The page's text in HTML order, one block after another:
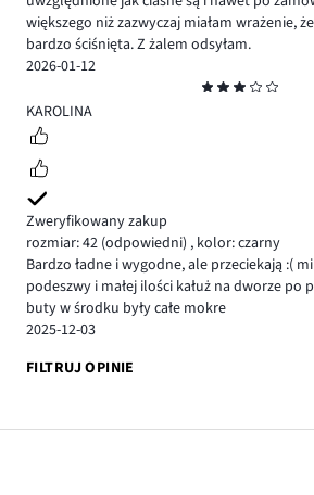
większego niż zazwyczaj miałam wrażenie,
bardzo ściśnięta. Z żalem odsyłam.
2026-01-12
3
KAROLINA
Zweryfikowany zakup
rozmiar: 42 (odpowiedni) , kolor: czarny
Bardzo ładne i wygodne, ale przeciekają :(
podeszwy i małej ilości kałuż na dworze po
buty w środku były całe mokre
2025-12-03
FILTRUJ OPINIE